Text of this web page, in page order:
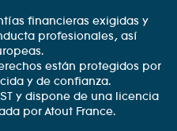
financieras exigidas y
profesionales, así
están protegidos por
y de confianza.
y dispone de una licencia
por Atout France.